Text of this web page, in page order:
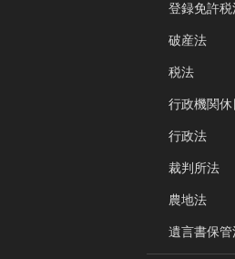
登録免許税
破産法
税法
行政機関休
行政法
裁判所法
農地法
遺言書保管